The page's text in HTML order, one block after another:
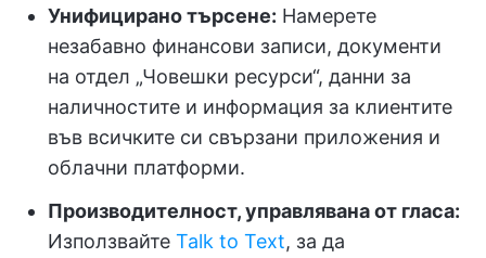
Унифицирано търсене: Намерете
незабавно финансови записи, документи
на отдел „Човешки ресурси“, данни за
наличностите и информация за клиентите
във всичките си свързани приложения и
облачни платформи.
Производителност, управлявана от гласа:
Използвайте Talk to Text, за да